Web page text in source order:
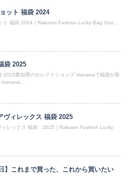
ット 福袋 2024
ト 福袋 2024｜Rakuten Fashion Lucky Bag Stor...
袋 2025
2025愛知県のセレクトショップ mananaで福袋が発
manana...
ヴィレックス 福袋 2025
ィレックス 福袋 2025｜Rakuten Fashion Lucky
】これまで買った、これから買いたい